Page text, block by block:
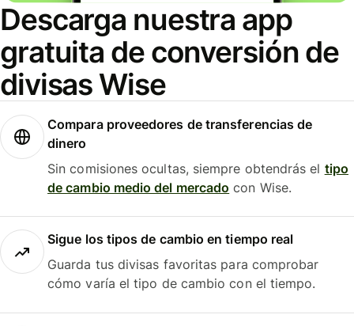
Descarga nuestra app
gratuita de conversión de
divisas Wise
Compara proveedores de transferencias de
dinero
Sin comisiones ocultas, siempre obtendrás el tipo
de cambio medio del mercado con Wise.
Sigue los tipos de cambio en tiempo real
Guarda tus divisas favoritas para comprobar
cómo varía el tipo de cambio con el tiempo.